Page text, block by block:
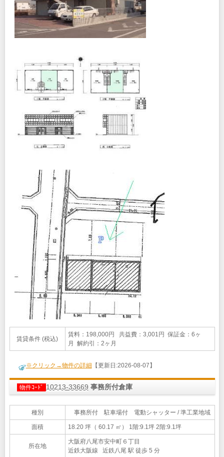
賃貸条件 (税込)
賃料：198,000円 共益費：3,001円 保証金：6ヶ
月 解約引：2ヶ月
※クリック→物件の詳細 【更新日:2026-08-07】
物件ｺｰﾄﾞ 10213-33669 事務所付倉庫
種別 事務所付 駐車場付 電動シャッター / 準工業地域
面積 18.20 坪（ 60.17 ㎡） 1階:9.1坪 2階:9.1坪
所在地
大阪府八尾市安中町６丁目
近鉄大阪線 近鉄八尾 駅 徒歩 5 分